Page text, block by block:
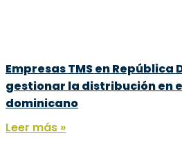
Empresas TMS en República
gestionar la distribución en
dominicano
Leer más »